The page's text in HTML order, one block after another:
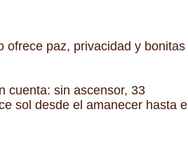
ofrece paz, privacidad y bonitas
cuenta: sin ascensor, 33
sol desde el amanecer hasta el